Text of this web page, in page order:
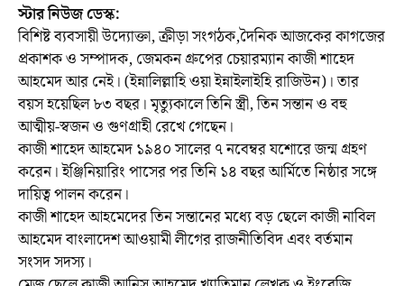
স্টার নিউজ ডেস্ক:
বিশিষ্ট ব্যবসায়ী উদ্যোক্তা, ক্রীড়া সংগঠক,দৈনিক আজকের কাগজের
প্রকাশক ও সম্পাদক, জেমকন গ্রুপের চেয়ারম্যান কাজী শাহেদ
আহমেদ আর নেই। (ইন্নালিল্লাহি ওয়া ইন্নাইলাইহি রাজিউন)। তার
বয়স হয়েছিল ৮৩ বছর। মৃত্যুকালে তিনি স্ত্রী, তিন সন্তান ও বহু
আত্মীয়-স্বজন ও গুণগ্রাহী রেখে গেছেন।
কাজী শাহেদ আহমেদ ১৯৪০ সালের ৭ নবেম্বর যশোরে জন্ম গ্রহণ
করেন। ইঞ্জিনিয়ারিং পাসের পর তিনি ১৪ বছর আর্মিতে নিষ্ঠার সঙ্গে
দায়িত্ব পালন করেন।
কাজী শাহেদ আহমেদের তিন সন্তানের মধ্যে বড় ছেলে কাজী নাবিল
আহমেদ বাংলাদেশ আওয়ামী লীগের রাজনীতিবিদ এবং বর্তমান
সংসদ সদস্য।